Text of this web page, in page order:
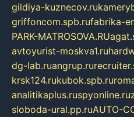
gildiya-kuznecov.ru
griffoncom.spb.rufabrika-
PARK-MATROSOVA.RU
avtoyurist-moskva1.ru
dg-lab.ruangrup.ru
krsk124.rukubok.spb.ru
analitikaplus.ruspyonline.ru
sloboda-ural.pp.ruAUTO-